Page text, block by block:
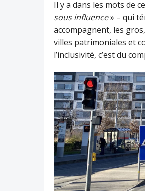
Il y a dans les mots de
sous influence» – qui
accompagnent, les
villes patrimoniales et
l’inclusivité, c’est du